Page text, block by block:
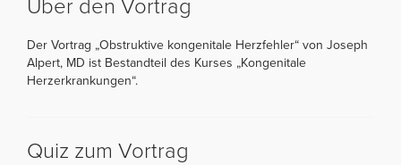
Über den Vortrag
Der Vortrag „Obstruktive kongenitale Herzfehler“ von Joseph
Alpert, MD ist Bestandteil des Kurses „Kongenitale
Herzerkrankungen“.
Quiz zum Vortrag